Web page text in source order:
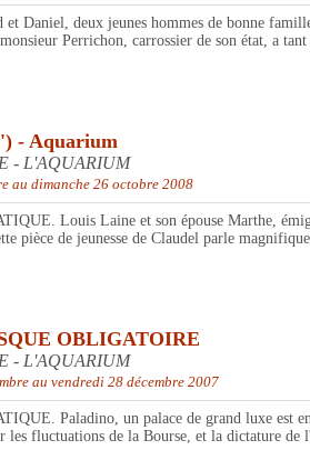
Daniel, deux jeunes hommes de bonne
Perrichon, carrossier de son état, a
- Aquarium
- L'AQUARIUM
au dimanche 26 octobre 2008
Louis Laine et son épouse Marthe,
pièce de jeunesse de Claudel parle
OBLIGATOIRE
- L'AQUARIUM
au vendredi 28 décembre 2007
Paladino, un palace de grand luxe est
les fluctuations de la Bourse, et la dictature de